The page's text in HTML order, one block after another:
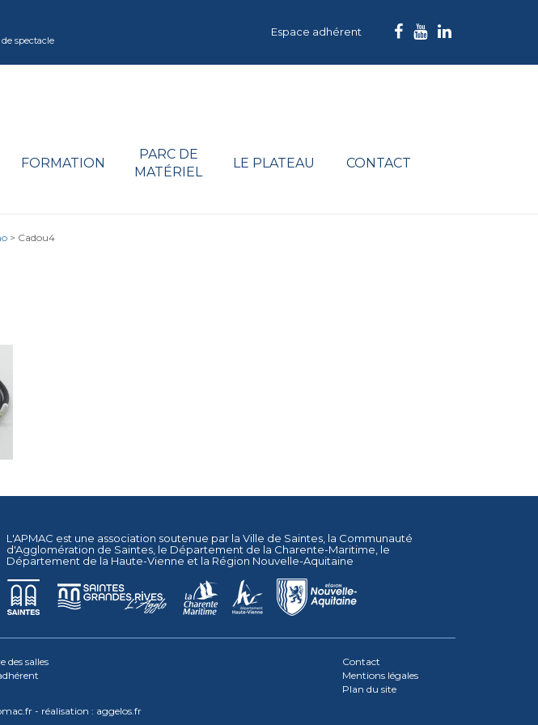
spectacle
Espace adhérent
FORMATION
PARC DE
MATÉRIEL
LE PLATEAU CONTACT
> Cadou4
L'APMAC est une association soutenue par la Ville de Saintes , la Communauté
d'Agglomération de Saintes , le Département de la Charente-Maritime , le
Département de la Haute-Vienne et la Région Nouvelle-Aquitaine
des salles
Contact
Mentions légales
Plan du site
- réalisation : aggelos.fr